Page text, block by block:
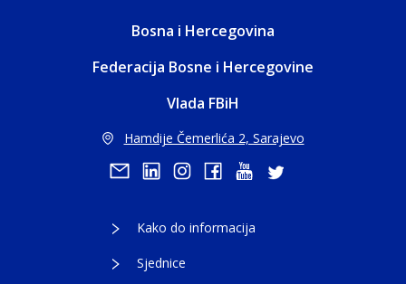
Bosna i Hercegovina
Federacija Bosne i Hercegovine
Vlada FBiH
Hamdije Čemerlića 2, Sarajevo
Kako do informacija
Sjednice